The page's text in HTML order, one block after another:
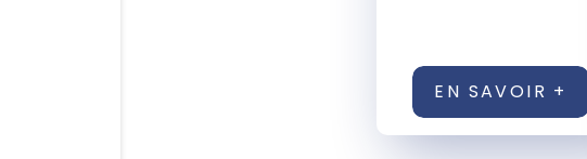
EN SAVOIR +